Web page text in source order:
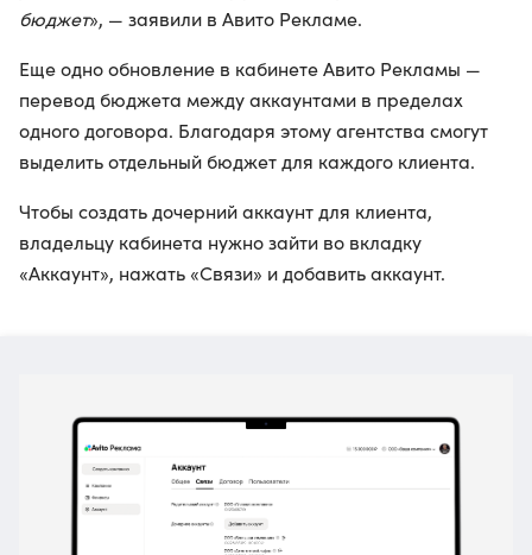
бюджет», — заявили в Авито Рекламе.
Еще одно обновление в кабинете Авито Рекламы —
перевод бюджета между аккаунтами в пределах
одного договора. Благодаря этому агентства смогут
выделить отдельный бюджет для каждого клиента.
Чтобы создать дочерний аккаунт для клиента,
владельцу кабинета нужно зайти во вкладку
«Аккаунт», нажать «Связи» и добавить аккаунт.